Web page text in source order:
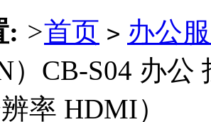
: >首页 > 办公
）CB-S04 办
率 HDMI）